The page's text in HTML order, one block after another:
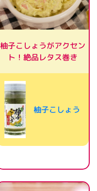
柚子こしょうがアクセン
ト！絶品レタス巻き
柚子こしょう